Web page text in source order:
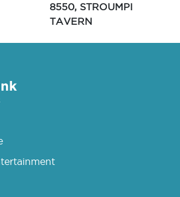
8550, STROUMPI
TAVERN